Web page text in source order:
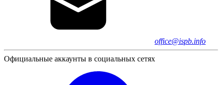
office@ispb.info
Официальные аккаунты в социальных сетях